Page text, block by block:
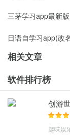
顶级实力的师资护
1、致力于为行业
对应的证件。
非常不错的；
标更明确；
4、科学高效的课
三茅学习app最新
日语自学习app(改
相关文章
软件排行榜
创游
趣味娱